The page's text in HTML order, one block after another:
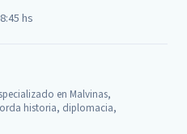
hs
en Malvinas,
historia, diplomacia,